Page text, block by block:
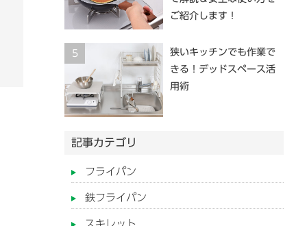
ご紹介します！
5
狭いキッチンでも作業で
きる！デッドスペース活
用術
記事カテゴリ
フライパン
鉄フライパン
スキレット